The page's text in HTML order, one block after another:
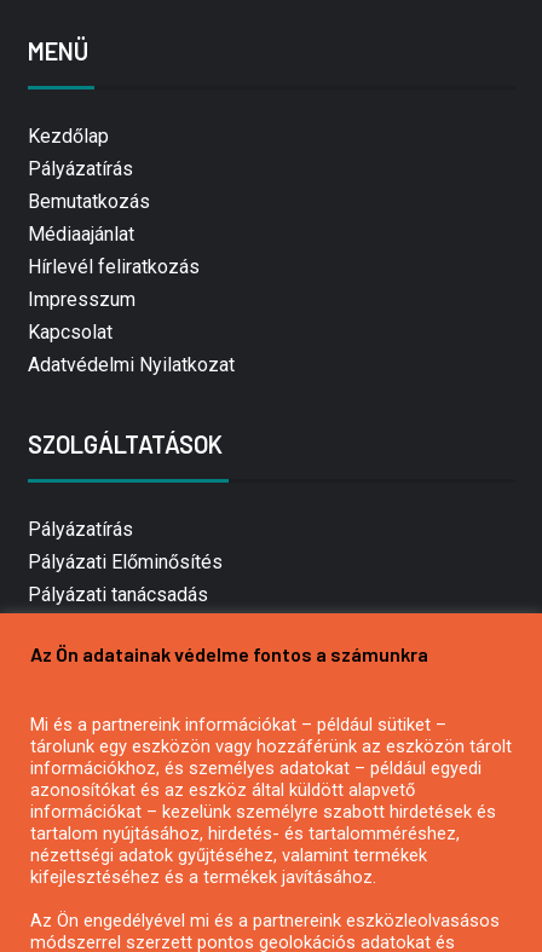
MENÜ
Kezdőlap
Pályázatírás
Bemutatkozás
Médiaajánlat
Hírlevél feliratkozás
Impresszum
Kapcsolat
Adatvédelmi Nyilatkozat
SZOLGÁLTATÁSOK
Pályázatírás
Pályázati Előminősítés
Pályázati tanácsadás
Mezőgazdasági pályázatírás
Pályázatírás civil szervezeteknek
Pályázatírás önkormányzatoknak
Pályázatfigyelés
Specifikus pályázatfigyelés vagy hírlevél
Az Ön adatainak védelme fontos a számunkra
Mi és a partnereink információkat – például sütiket –
tárolunk egy eszközön vagy hozzáférünk az eszközön tárolt
információkhoz, és személyes adatokat – például egyedi
azonosítókat és az eszköz által küldött alapvető
információkat – kezelünk személyre szabott hirdetések és
tartalom nyújtásához, hirdetés- és tartalomméréshez,
nézettségi adatok gyűjtéséhez, valamint termékek
kifejlesztéséhez és a termékek javításához.
Az Ön engedélyével mi és a partnereink eszközleolvasásos
módszerrel szerzett pontos geolokációs adatokat és